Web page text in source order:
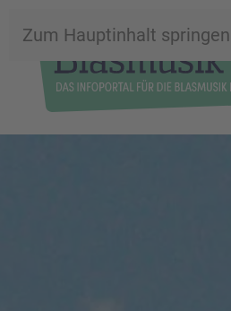
Zum Hauptinhalt springen